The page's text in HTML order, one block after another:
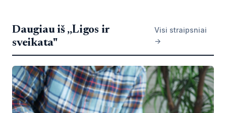
Daugiau iš „Ligos ir
sveikata"
Visi straipsniai
→